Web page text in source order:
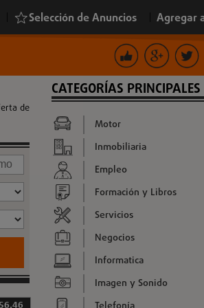
Selección de Anuncios Agregar
de
CATEGORÍAS PRINCIPALES
Motor
Inmobiliaria
Empleo
Formación y Libros
Servicios
Negocios
Informatica
Imagen y Sonido